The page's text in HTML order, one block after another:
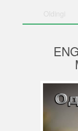
Oldingi